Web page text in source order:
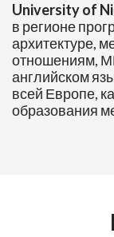
University of
в регионе
архитектуре,
отношениям,
английском
всей Европе,
образования